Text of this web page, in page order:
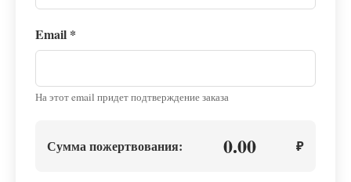
Email *
На этот email придет подтверждение заказа
Сумма пожертвования: 0.00 ₽